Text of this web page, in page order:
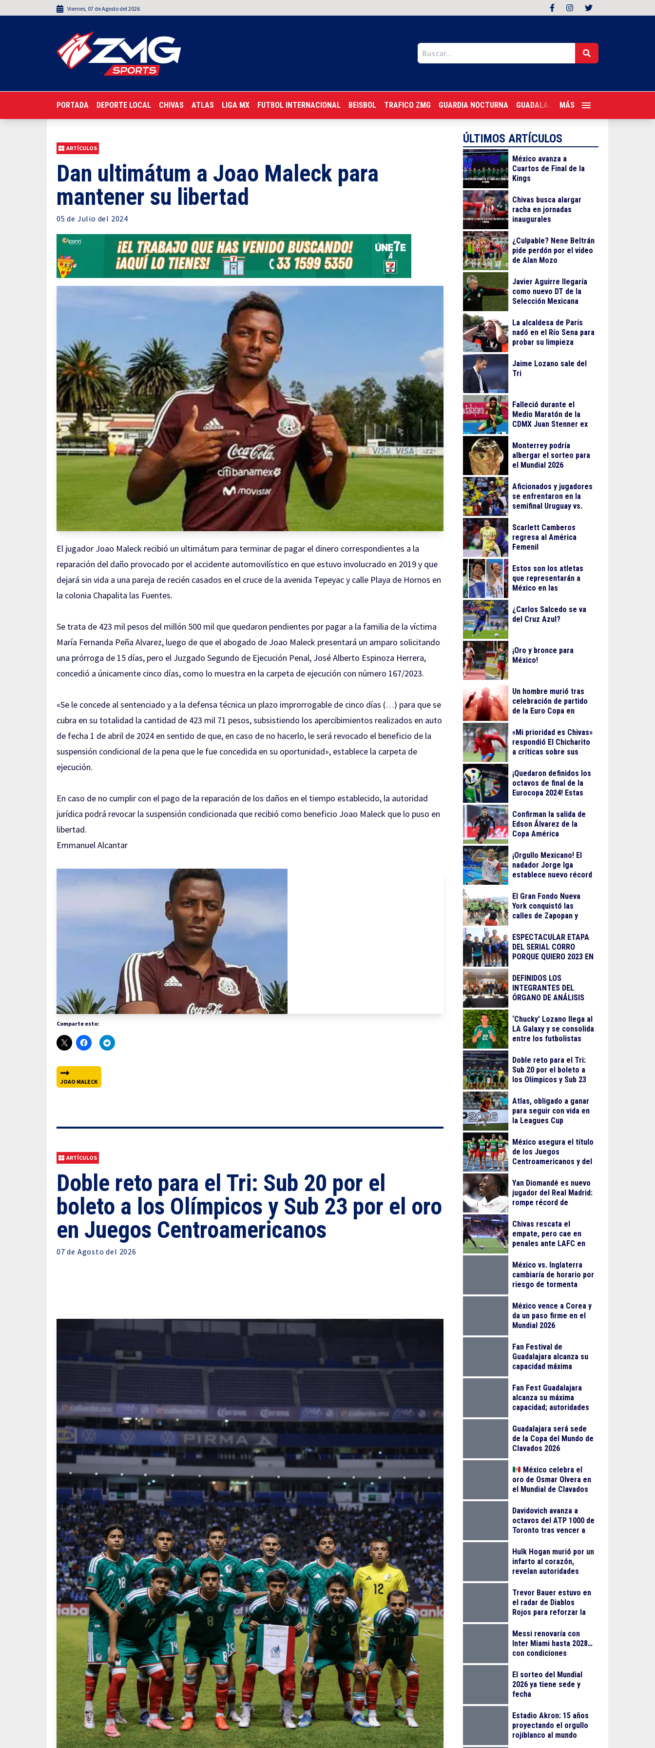
Viernes, 07 deAgosto del 2026
PORTADA DEPORTE LOCAL CHIVAS ATLAS LIGA MX FUTBOL INTERNACIONAL BEISBOL TRAFICO ZMG GUARDIA NOCTURNA GUADALAJARA FOLLOW
MÁS
ARTÍCULOS
Dan ultimátum a Joao Maleck para
mantener su libertad
05 de Julio del 2024
El jugador Joao Maleck recibió un ultimátum para terminar de pagar el dinero correspondientes a la
reparación del daño provocado por el accidente automovilístico en que estuvo involucrado en 2019 y que
dejará sin vida a una pareja de recién casados en el cruce de la avenida Tepeyac y calle Playa de Hornos en
la colonia Chapalita las Fuentes.
Se trata de 423 mil pesos del millón 500 mil que quedaron pendientes por pagar a la familia de la víctima
María Fernanda Peña Alvarez, luego de que el abogado de Joao Maleck presentará un amparo solicitando
una prórroga de 15 días, pero el Juzgado Segundo de Ejecución Penal, José Alberto Espinoza Herrera,
concedió a únicamente cinco días, como lo muestra en la carpeta de ejecución con número 167/2023.
«Se le concede al sentenciado y a la defensa técnica un plazo improrrogable de cinco días (…) para que se
cubra en su totalidad la cantidad de 423 mil 71 pesos, subsistiendo los apercibimientos realizados en auto
de fecha 1 de abril de 2024 en sentido de que, en caso de no hacerlo, le será revocado el beneficio de la
suspensión condicional de la pena que le fue concedida en su oportunidad», establece la carpeta de
ejecución.
En caso de no cumplir con el pago de la reparación de los daños en el tiempo establecido, la autoridad
jurídica podrá revocar la suspensión condicionada que recibió como beneficio Joao Maleck que lo puso en
libertad.
Emmanuel Alcantar
Comparte esto:
JOAO MALECK
ARTÍCULOS
Doble reto para el Tri: Sub 20 por el
boleto a los Olímpicos y Sub 23 por el oro
en Juegos Centroamericanos
07 de Agosto del 2026
ÚLTIMOS ARTÍCULOS
México avanza a
Cuartos de Final de la
Kings
Chivas busca alargar
racha en jornadas
inaugurales
¿Culpable? Nene Beltrán
pide perdón por el video
de Alan Mozo
Javier Aguirre llegaría
como nuevo DT de la
Selección Mexicana
La alcaldesa de París
nadó en el Río Sena para
probar su limpieza
Jaime Lozano sale del
Tri
Falleció durante el
Medio Maratón de la
CDMX Juan Stenner ex
Monterrey podría
albergar el sorteo para
el Mundial 2026
Aficionados y jugadores
se enfrentaron en la
semifinal Uruguay vs.
Scarlett Camberos
regresa al América
Femenil
Estos son los atletas
que representarán a
México en las
¿Carlos Salcedo se va
del Cruz Azul?
¡Oro y bronce para
México!
Un hombre murió tras
celebración de partido
de la Euro Copa en
«Mi prioridad es Chivas»
respondió El Chicharito
a críticas sobre sus
¡Quedaron definidos los
octavos de final de la
Eurocopa 2024! Estas
Confirman la salida de
Edson Álvarez de la
Copa América
¡Orgullo Mexicano! El
nadador Jorge Iga
establece nuevo récord
El Gran Fondo Nueva
York conquistó las
calles de Zapopan y
ESPECTACULAR ETAPA
DEL SERIAL CORRO
PORQUE QUIERO 2023 EN
OBLATOS
DEFINIDOS LOS
INTEGRANTES DEL
ÓRGANO DE ANÁLISIS
RECONOCIMIENTO AL
MÉRITO DEPORTIVO
2023
‘Chucky’ Lozano llega al
LA Galaxy y se consolida
entre los futbolistas
MLS
Doble reto para el Tri:
Sub 20 por el boleto a
los Olímpicos y Sub 23
Centroamericanos
Atlas, obligado a ganar
para seguir con vida en
la Leagues Cup
México asegura el título
de los Juegos
Centroamericanos y del
Yan Diomandé es nuevo
jugador del Real Madrid:
rompe récord de
Ronaldo
Chivas rescata el
empate, pero cae en
penales ante LAFC en
Cup
México vs. Inglaterra
cambiaría de horario por
riesgo de tormenta
México vence a Corea y
da un paso firme en el
Mundial 2026
Fan Festival de
Guadalajara alcanza su
capacidad máxima
Fan Fest Guadalajara
alcanza su máxima
capacidad; autoridades
Guadalajara será sede
de la Copa del Mundo de
Clavados 2026
México celebra el
oro de Osmar Olvera en
el Mundial de Clavados
Davidovich avanza a
octavos del ATP 1000 de
Toronto tras vencer a
Hulk Hogan murió por un
infarto al corazón,
revelan autoridades
Trevor Bauer estuvo en
el radar de Diablos
Rojos para reforzar la
Messi renovaría con
Inter Miami hasta 2028…
con condiciones
El sorteo del Mundial
2026 ya tiene sede y
fecha
Estadio Akron: 15 años
proyectando el orgullo
rojiblanco al mundo